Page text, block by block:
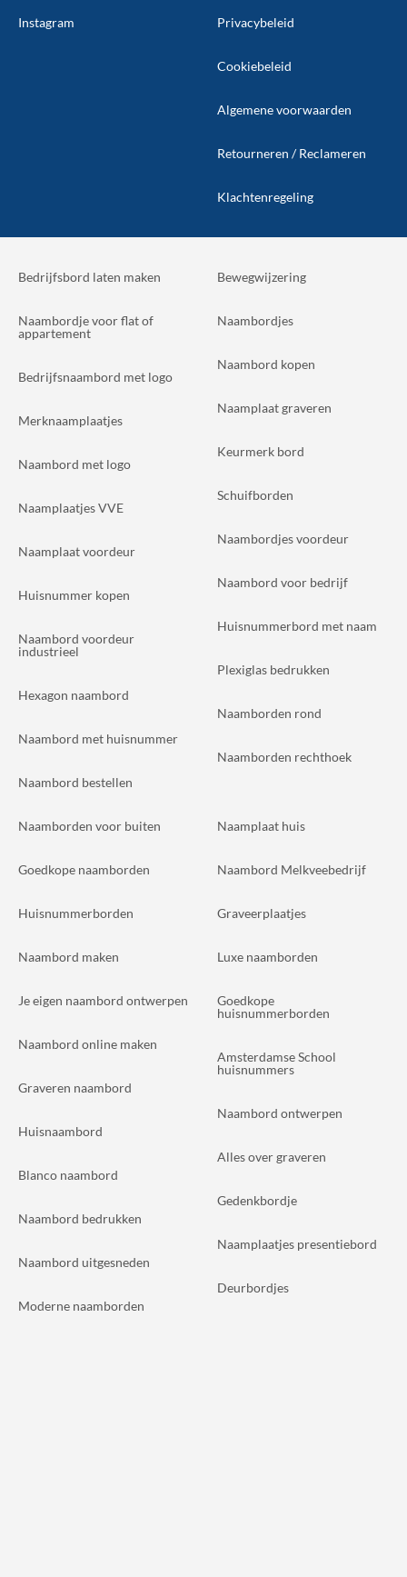
Instagram
Privacybeleid
Cookiebeleid
Algemene voorwaarden
Retourneren / Reclameren
Klachtenregeling
Bedrijfsbord laten maken
Naambordje voor flat of
appartement
Bedrijfsnaambord met logo
Merknaamplaatjes
Naambord met logo
Naamplaatjes VVE
Naamplaat voordeur
Huisnummer kopen
Naambord voordeur
industrieel
Hexagon naambord
Naambord met huisnummer
Naambord bestellen
Bewegwijzering
Naambordjes
Naambord kopen
Naamplaat graveren
Keurmerk bord
Schuifborden
Naambordjes voordeur
Naambord voor bedrijf
Huisnummerbord met naam
Plexiglas bedrukken
Naamborden rond
Naamborden rechthoek
Naamborden voor buiten
Goedkope naamborden
Huisnummerborden
Naambord maken
Je eigen naambord ontwerpen
Naambord online maken
Graveren naambord
Huisnaambord
Blanco naambord
Naambord bedrukken
Naambord uitgesneden
Moderne naamborden
Naamplaat huis
Naambord Melkveebedrijf
Graveerplaatjes
Luxe naamborden
Goedkope
huisnummerborden
Amsterdamse School
huisnummers
Naambord ontwerpen
Alles over graveren
Gedenkbordje
Naamplaatjes presentiebord
Deurbordjes